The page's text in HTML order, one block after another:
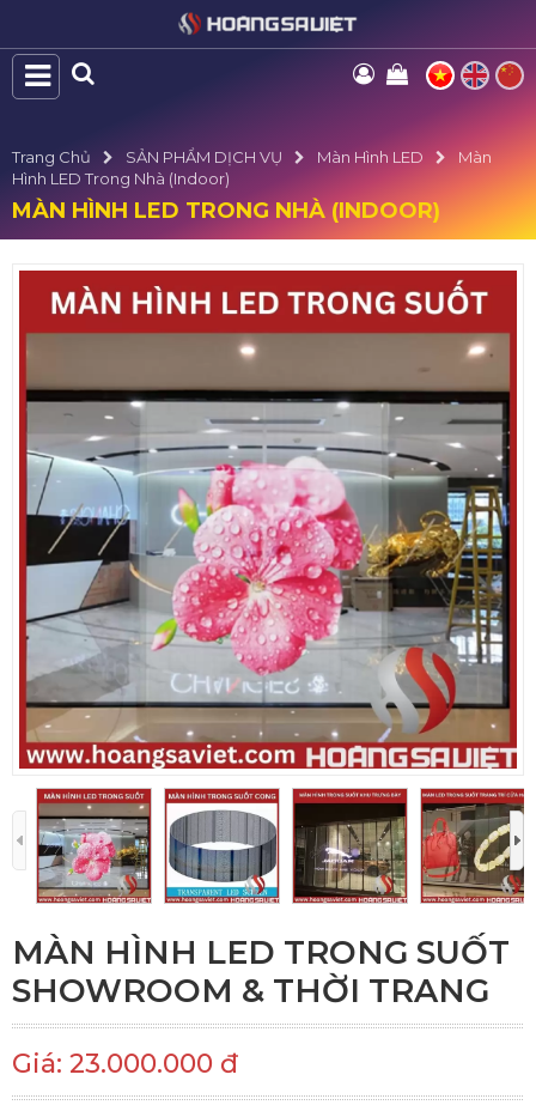
Trang Chủ SẢN PHẨM DỊCH VỤ Màn Hình LED
Màn
Hình LED Trong Nhà (Indoor)
MÀN HÌNH LED TRONG NHÀ (INDOOR)
MÀN HÌNH LED TRONG SUỐT
SHOWROOM & THỜI TRANG
Giá: 23.000.000 đ